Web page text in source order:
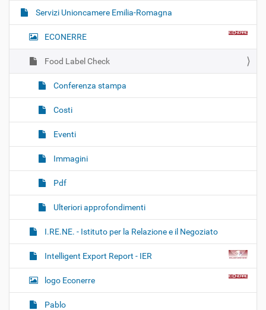
z
i
n
Servizi Unioncamere Emilia-Romagna
ECONERRE
Food Label Check
Conferenza stampa
Costi
Eventi
Immagini
Pdf
Ulteriori approfondimenti
I.RE.NE. - Istituto per la Relazione e il Negoziato
Intelligent Export Report - IER
logo Econerre
Pablo